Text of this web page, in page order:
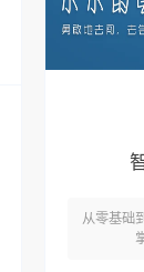
从零基础